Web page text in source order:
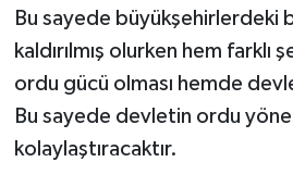
Bu sayede büyükşehirlerdeki
kaldırılmış olurken hem
ordu gücü olması hemde
Bu sayede devletin ordu
kolaylaştıracaktır.